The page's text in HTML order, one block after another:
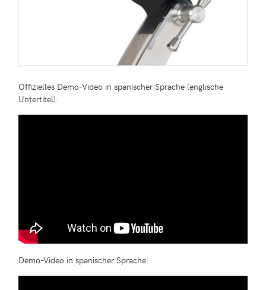
Offizielles Demo-Video in spanischer Sprache (englische
Untertitel):
Demo-Video in spanischer Sprache: